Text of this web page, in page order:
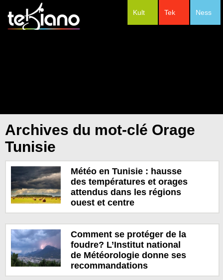
Ness
Tek
Kult
Archives du mot-clé Orage
Tunisie
Météo en Tunisie : hausse
des températures et orages
attendus dans les régions
ouest et centre
Comment se protéger de la
foudre? L’Institut national
de Météorologie donne ses
recommandations